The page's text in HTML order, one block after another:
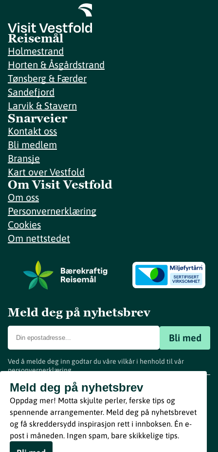
Reisemål
Holmestrand
Horten & Åsgårdstrand
Tønsberg & Færder
Sandefjord
Larvik & Stavern
Snarveier
Kontakt oss
Bli medlem
Bransje
Kart over Vestfold
Om Visit Vestfold
Om oss
Personvernerklæring
Cookies
Om nettstedet
Meld deg på nyhetsbrev
Bli med
Ved å melde deg inn godtar du våre vilkår i henhold til vår
personvernerklæring.
Meld deg på nyhetsbrev
Oppdag mer! Motta skjulte perler, ferske tips og
spennende arrangementer. Meld deg på nyhetsbrevet
og få skreddersydd inspirasjon rett i innboksen. Én e-
post i måneden. Ingen spam, bare skikkelige tips.
www.visitvestfold.com
Turistinformasjon
Vestfold Fylkeskommune
ByBreakfast